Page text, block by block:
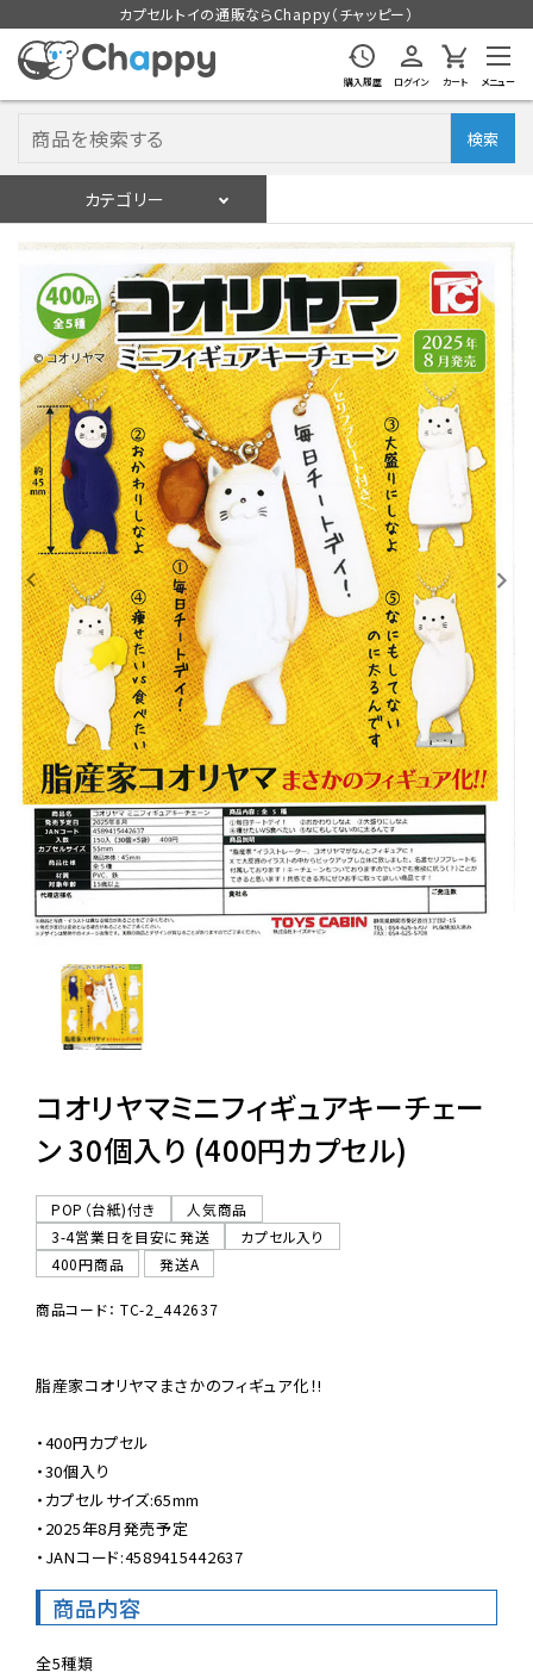
カプセルトイの通販ならChappy（チャッピー）
購入履歴 ログイン カート メニュー
検索
カテゴリー
ログイン 会員登録
入荷スケジュールをチェック
カプセルトイマシン本体
カプセルトイ
販促用空カプセル
レンタル
景品・玩具・文具
販促用カプセルトイ
よくあるご質問
ご利用ガイド
06-6282-7659
コオリヤマミニフィギュアキーチェー
ン 30個入り (400円カプセル)
POP（台紙)付き
人気商品
3-4営業日を目安に発送
カプセル入り
400円商品
発送A
商品コード： TC-2_442637
脂産家コオリヤマまさかのフィギュア化！!
・400円カプセル
・30個入り
・カプセルサイズ:65mm
・2025年8月発売予定
・JANコード:4589415442637
商品内容
全5種類